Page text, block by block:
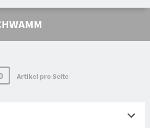
Artikel pro Seite